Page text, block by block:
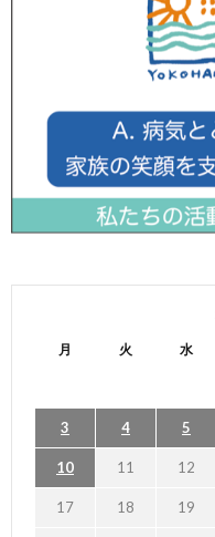
月 火 水
3 4 5
10 11 12
17 18 19